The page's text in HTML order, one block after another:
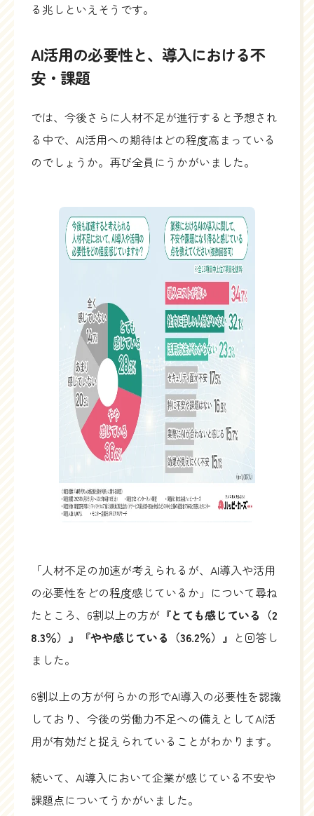
る兆しといえそうです。
AI活用の必要性と、導入における不
安・課題
では、今後さらに人材不足が進行すると予想され
る中で、AI活用への期待はどの程度高まっている
のでしょうか。再び全員にうかがいました。
「人材不足の加速が考えられるが、AI導入や活用
の必要性をどの程度感じているか」について尋ね
たところ、6割以上の方が 『とても感じている（2
8.3％）』『やや感じている（36.2％）』 と回答し
ました。
6割以上の方が何らかの形でAI導入の必要性を認識
しており、今後の労働力不足への備えとしてAI活
用が有効だと捉えられていることがわかります。
続いて、AI導入において企業が感じている不安や
課題点についてうかがいました。